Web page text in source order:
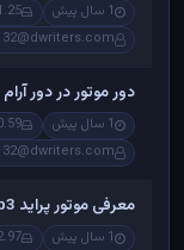
1 سال پیش MB
دور موتور در دور
1 سال پیش MB
معرفی موتور پراید b3
1 سال پیش MB